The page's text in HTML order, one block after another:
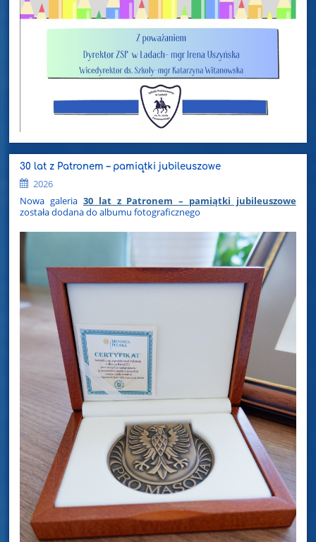
30 lat z Patronem – pamiątki jubileuszowe
2026
Nowa galeria 30 lat z Patronem – pamiątki jubileuszowe
została dodana do albumu fotograficznego